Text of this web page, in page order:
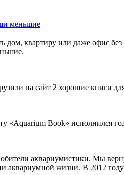
меньшие
дом, квартиру или даже офис
на сайт 2 хорошие книги
«Aquarium Book» исполнился
аквариумистики. Мы
аквариумной жизни. В 2012